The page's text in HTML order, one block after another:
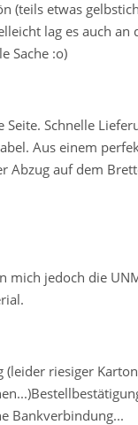
(teils etwas
lag es auch an
Sache :o)
Seite. Schnelle
Aus einem
Abzug auf dem
mich jedoch die
(leider riesiger
Bankverbindung...